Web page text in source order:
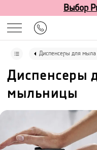
Выбор
Диспенсеры для
Диспенсеры
мыльницы